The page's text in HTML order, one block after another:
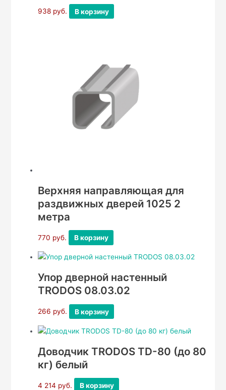
938 руб. В корзину
Верхняя направляющая для
раздвижных дверей 1025 2
метра
770 руб. В корзину
Упор дверной настенный
TRODOS 08.03.02
266 руб. В корзину
Доводчик TRODOS TD-80 (до 80
кг) белый
4 214 руб. В корзину